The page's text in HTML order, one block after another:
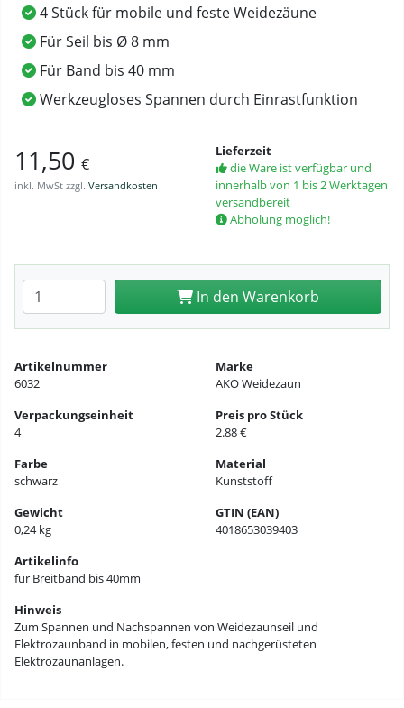
4 Stück für mobile und feste Weidezäune
Für Seil bis Ø 8 mm
Für Band bis 40 mm
Werkzeugloses Spannen durch Einrastfunktion
11,50 €
inkl. MwSt zzgl. Versandkosten
Lieferzeit
die Ware ist verfügbar und
innerhalb von 1 bis 2 Werktagen
versandbereit
Abholung möglich!
Anzahl eingeben In den Warenkorb
Artikelnummer
6032
Marke
AKO Weidezaun
Verpackungseinheit
4
Preis pro Stück
2.88 €
Farbe
schwarz
Material
Kunststoff
Gewicht
0,24 kg
GTIN (EAN)
4018653039403
Artikelinfo
für Breitband bis 40mm
Hinweis
Zum Spannen und Nachspannen von Weidezaunseil und
Elektrozaunband in mobilen, festen und nachgerüsteten
Elektrozaunanlagen.